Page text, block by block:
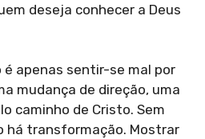
deseja conhecer a Deus
apenas sentir-se mal por
mudança de direção, uma
caminho de Cristo. Sem
há transformação. Mostrar